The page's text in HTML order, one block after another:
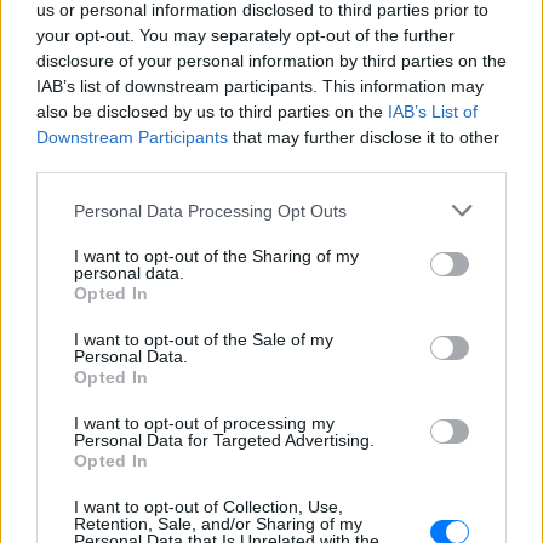
us or personal information disclosed to third parties prior to
your opt-out. You may separately opt-out of the further
disclosure of your personal information by third parties on the
IAB’s list of downstream participants. This information may
also be disclosed by us to third parties on the IAB’s List of
Downstream Participants that may further disclose it to other
Personal Data Processing Opt Outs
I want to opt-out of the Sharing of my
personal data.
Opted In
I want to opt-out of the Sale of my
Personal Data.
Opted In
I want to opt-out of processing my
Personal Data for Targeted Advertising.
Opted In
I want to opt-out of Collection, Use,
Retention, Sale, and/or Sharing of my
Τα ιδανικά ρούχα για να παραμένουμε δροσεροί
μέσα στη ζέστη
To καλοκαίρι έχει ειδικά γούστα
διακοπές και πώς θα τα
Ο λόγος που οι πιο έξυπνοι
μεγαλύτερα λάθη στις σχέσεις
ΧΤΕΣ
Γιατί ο εγκέφαλος είναι